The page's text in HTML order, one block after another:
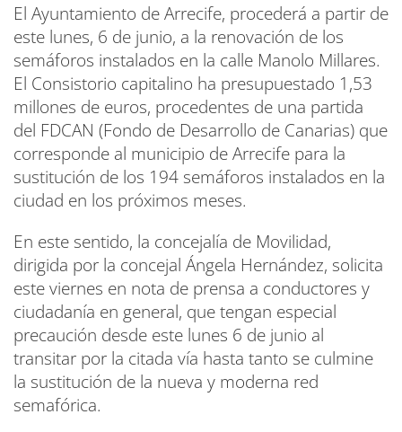
El Ayuntamiento de Arrecife, procederá a partir de
este lunes, 6 de junio, a la renovación de los
semáforos instalados en la calle Manolo Millares.
El Consistorio capitalino ha presupuestado 1,53
millones de euros, procedentes de una partida
del FDCAN (Fondo de Desarrollo de Canarias) que
corresponde al municipio de Arrecife para la
sustitución de los 194 semáforos instalados en la
ciudad en los próximos meses.
En este sentido, la concejalía de Movilidad,
dirigida por la concejal Ángela Hernández, solicita
este viernes en nota de prensa a conductores y
ciudadanía en general, que tengan especial
precaución desde este lunes 6 de junio al
transitar por la citada vía hasta tanto se culmine
la sustitución de la nueva y moderna red
semafórica.